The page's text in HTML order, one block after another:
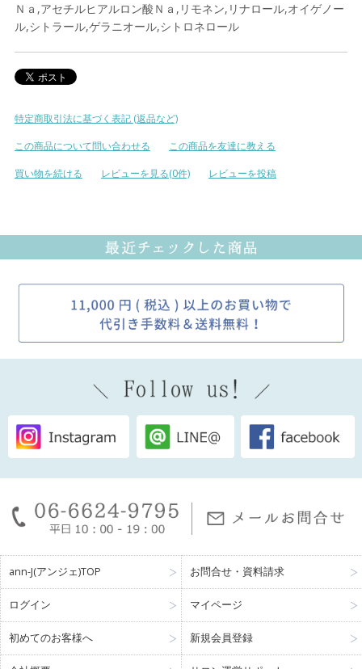
Ｎａ,アセチルヒアルロン酸Ｎａ,リモネン,リナロール,オイゲノー
ル,シトラール,ゲラニオール,シトロネロール
特定商取引法に基づく表記 (返品など)
この商品について問い合わせる
この商品を友達に教える
買い物を続ける
レビューを見る(0件) レビューを投稿
ann-J(アンジェ)TOP お問合せ・資料請求
ログイン マイページ
初めてのお客様へ 新規会員登録